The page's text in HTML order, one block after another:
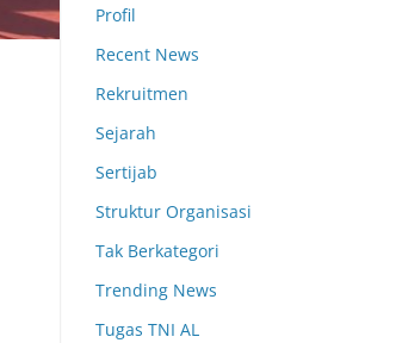
Profil
Recent News
Rekruitmen
Sejarah
Sertijab
Struktur Organisasi
Tak Berkategori
Trending News
Tugas TNI AL